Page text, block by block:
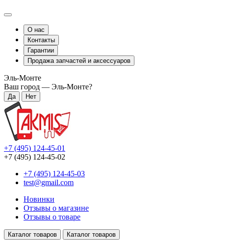
О нас
Контакты
Гарантии
Продажа запчастей и аксессуаров
Эль-Монте
Ваш город — Эль-Монте?
+7 (495) 124-45-01
+7 (495) 124-45-02
+7 (495) 124-45-03
test@gmail.com
Новинки
Отзывы о магазине
Отзывы о товаре
Каталог товаров Каталог товаров